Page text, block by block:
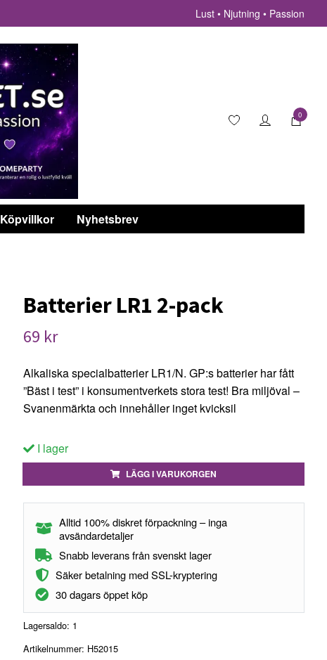
Lust • Njutning • Passion
0
Köpvillkor Nyhetsbrev
Batterier LR1 2-pack
69 kr
Alkaliska specialbatterier LR1/N. GP:s batterier har fått
”Bäst i test” i konsumentverkets stora test! Bra miljöval –
Svanenmärkta och innehåller inget kvicksil
I lager
LÄGG I VARUKORGEN
Alltid 100% diskret förpackning – inga
avsändardetaljer
Snabb leverans från svenskt lager
Säker betalning med SSL-kryptering
30 dagars öppet köp
Lagersaldo: 1
Artikelnummer: H52015